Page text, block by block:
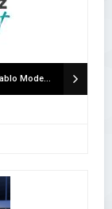
Cam Tablo Kişiye Özel Cam Tablo İdealizbiz Cam Tablo Modelleri